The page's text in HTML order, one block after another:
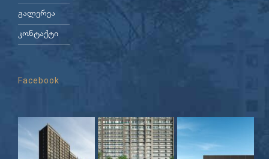
გალერეა
კონტაქტი
Facebook